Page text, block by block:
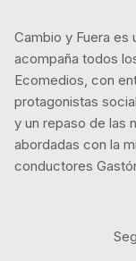
Cambio y Fuera es
acompaña todos
Ecomedios, con
protagonistas
y un repaso de las
abordadas con la
conductores